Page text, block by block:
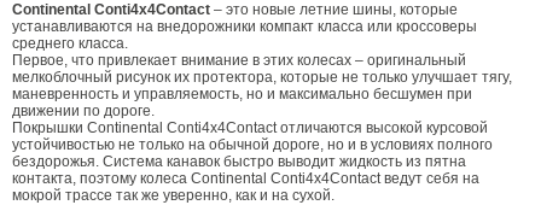
Continental Conti4x4Contact – это новые летние шины, которые
устанавливаются на внедорожники компакт класса или кроссоверы
среднего класса.
Первое, что привлекает внимание в этих колесах – оригинальный
мелкоблочный рисунок их протектора, которые не только улучшает тягу,
маневренность и управляемость, но и максимально бесшумен при
движении по дороге.
Покрышки Continental Conti4x4Contact отличаются высокой курсовой
устойчивостью не только на обычной дороге, но и в условиях полного
бездорожья. Система канавок быстро выводит жидкость из пятна
контакта, поэтому колеса Continental Conti4x4Contact ведут себя на
мокрой трассе так же уверенно, как и на сухой.